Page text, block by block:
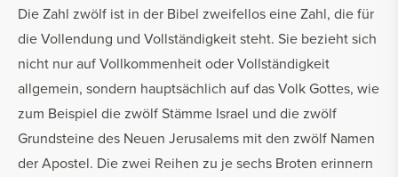
Die Zahl zwölf ist in der Bibel zweifellos eine Zahl, die für
die Vollendung und Vollständigkeit steht. Sie bezieht sich
nicht nur auf Vollkommenheit oder Vollständigkeit
allgemein, sondern hauptsächlich auf das Volk Gottes, wie
zum Beispiel die zwölf Stämme Israel und die zwölf
Grundsteine des Neuen Jerusalems mit den zwölf Namen
der Apostel. Die zwei Reihen zu je sechs Broten erinnern